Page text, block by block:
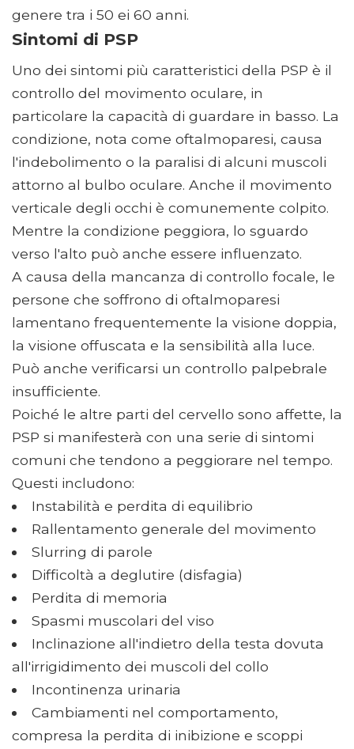
genere tra i 50 ei 60 anni.
Sintomi di PSP
Uno dei sintomi più caratteristici della PSP è il
controllo del movimento oculare, in
particolare la capacità di guardare in basso. La
condizione, nota come oftalmoparesi, causa
l'indebolimento o la paralisi di alcuni muscoli
attorno al bulbo oculare. Anche il movimento
verticale degli occhi è comunemente colpito.
Mentre la condizione peggiora, lo sguardo
verso l'alto può anche essere influenzato.
A causa della mancanza di controllo focale, le
persone che soffrono di oftalmoparesi
lamentano frequentemente la visione doppia,
la visione offuscata e la sensibilità alla luce.
Può anche verificarsi un controllo palpebrale
insufficiente.
Poiché le altre parti del cervello sono affette, la
PSP si manifesterà con una serie di sintomi
comuni che tendono a peggiorare nel tempo.
Questi includono:
Instabilità e perdita di equilibrio
Rallentamento generale del movimento
Slurring di parole
Difficoltà a deglutire (disfagia)
Perdita di memoria
Spasmi muscolari del viso
Inclinazione all'indietro della testa dovuta
all'irrigidimento dei muscoli del collo
Incontinenza urinaria
Cambiamenti nel comportamento,
compresa la perdita di inibizione e scoppi